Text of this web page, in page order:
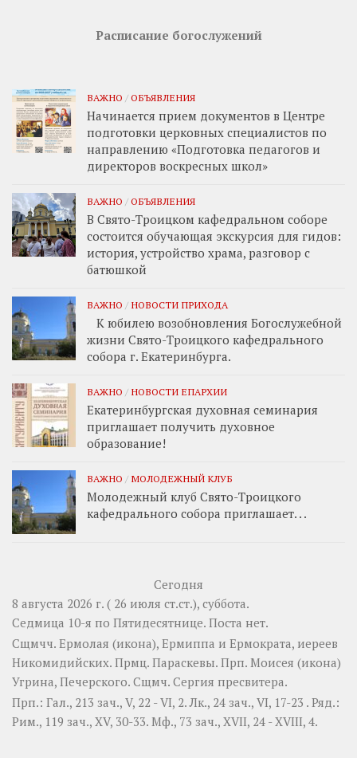
Расписание богослужений
ВАЖНО / ОБЪЯВЛЕНИЯ
Начинается прием документов в Центре
подготовки церковных специалистов по
направлению «Подготовка педагогов и
директоров воскресных школ»
ВАЖНО / ОБЪЯВЛЕНИЯ
В Свято-Троицком кафедральном соборе
состоится обучающая экскурсия для гидов:
история, устройство храма, разговор с
батюшкой
ВАЖНО / НОВОСТИ ПРИХОДА
К юбилею возобновления Богослужебной
жизни Свято-Троицкого кафедрального
собора г. Екатеринбурга.
ВАЖНО / НОВОСТИ ЕПАРХИИ
Екатеринбургская духовная семинария
приглашает получить духовное
образование!
ВАЖНО / МОЛОДЕЖНЫЙ КЛУБ
Молодежный клуб Свято-Троицкого
кафедрального собора приглашает. . .
Сегодня
8 августа 2026 г. ( 26 июля ст.ст.), суббота.
Седмица 10-я по Пятидесятнице. Поста нет.
Сщмчч. Ермолая (икона), Ермиппа и Ермократа, иереев
Никомидийских. Прмц. Параскевы. Прп. Моисея (икона)
Угрина, Печерского. Сщмч. Сергия пресвитера.
Прп.: Гал., 213 зач., V, 22 - VI, 2. Лк., 24 зач., VI, 17-23 . Ряд.:
Рим., 119 зач., XV, 30-33. Мф., 73 зач., XVII, 24 - XVIII, 4.